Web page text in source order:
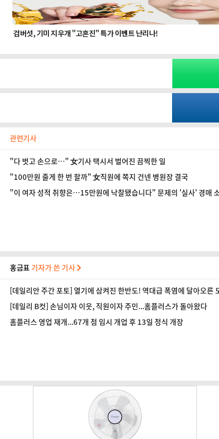
관련기사
"다 벗고 손으로…" 女기사 택시서 벌어진 끔찍한 일
"100만원 줄게 한 번 할까" 女직원에 쪽지 건넨 병원장 결국
"이 여자 성적 취향은…15만원에 낙찰됐습니다" 문제의 '실사' 경매
홍금표 기자가 쓴 기사
[데일리안 주간 포토] 열기에 삼켜진 한반도! 역대급 폭염에 달아오른
[데일리 B컷] 손님이자 이웃, 직원이자 주민...홈플러스가 돌아왔다
홈플러스 영업 재개...67개 점 임시 개업 후 13일 정식 개장